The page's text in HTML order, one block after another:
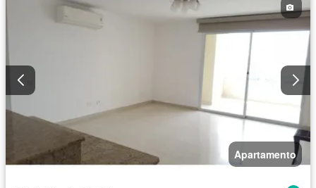
Apartamento